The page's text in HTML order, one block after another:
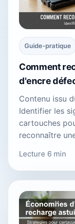
Guide-pratique
Comment
d'encre
Contenu issu
Identifier les
cartouches
reconnaître
Lecture 6 min